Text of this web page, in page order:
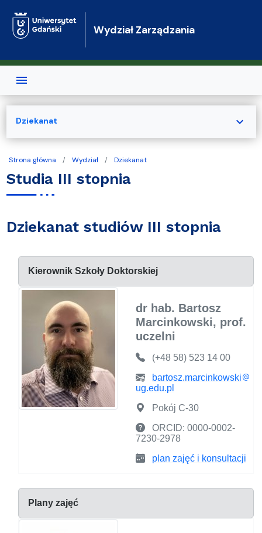
Wydział Zarządzania
Strona główna Wydział Dziekanat
Studia III stopnia
Dziekanat studiów III stopnia
Dziekanat expand_more